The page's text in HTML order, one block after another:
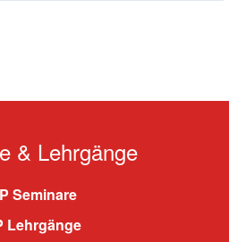
& Lehrgänge
Seminare
Lehrgänge